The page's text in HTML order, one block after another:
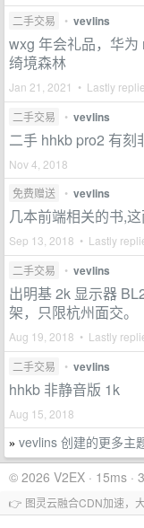
二手交易 • vevlins
wxg 年会礼品，华
绮境森林
Jan 21, 2021 • Lastly
二手交易 • vevlins
二手 hhkb pro2 有刻
Nov 4, 2018
免费赠送
• vevlins
几本前端相关的书,
Sep 13, 2018 • Lastly
二手交易 • vevlins
出明基 2k 显示器
架，只限杭州面交。
Aug 19, 2018 • Lastly
二手交易 • vevlins
hhkb 非静音版 1k
Aug 15, 2018
» vevlins 创建的更多主
© 2026 V2EX · 15ms ·
👉 图灵云融合CDN加速，